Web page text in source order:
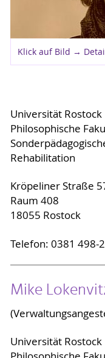
Klick auf Bild →
Universität Rostock
Philosophische
Rehabilitation
Kröpeliner Straße
Raum 408
18055 Rostock
Telefon: 0381
Mike
Universität Rostock